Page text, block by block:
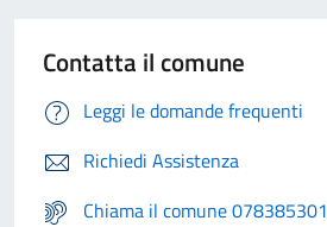
Contatta il comune
Leggi le domande frequenti
Richiedi Assistenza
Chiama il comune 078385301